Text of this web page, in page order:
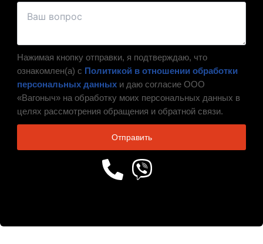
Нажимая кнопку отправки, я подтверждаю, что
ознакомлен(а) с Политикой в отношении обработки
персональных данных и даю согласие ООО
«Вагоныч» на обработку моих персональных данных в
целях рассмотрения обращения и обратной связи.
Отправить